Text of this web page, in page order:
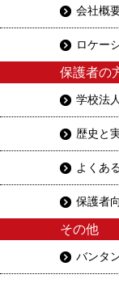
会社概
ロケー
保護者の
学校法
歴史と
よくあ
保護者
その他
バンタ